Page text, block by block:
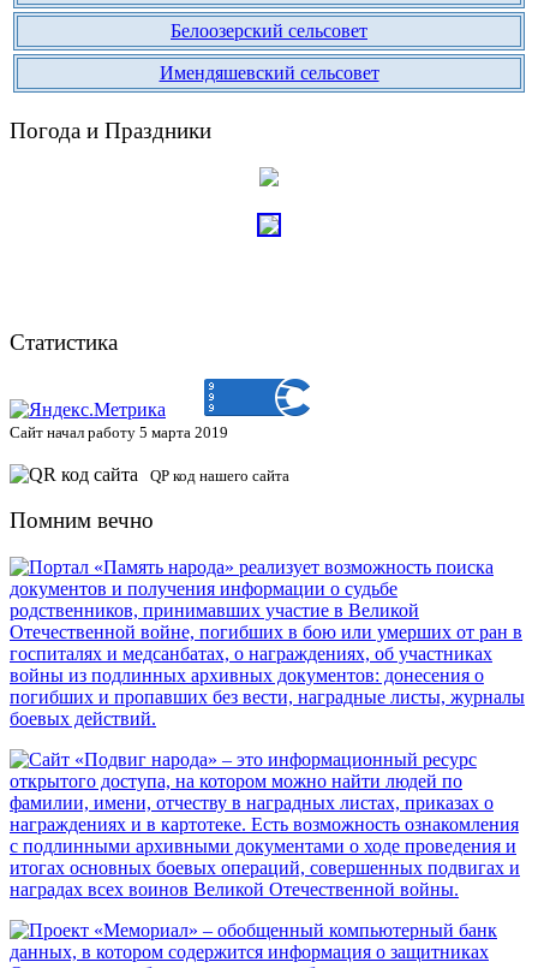
Белоозерский сельсовет
Имендяшевский сельсовет
Погода и Праздники
Статистика
Сайт начал работу 5 марта 2019
QP код нашего сайта
Помним вечно